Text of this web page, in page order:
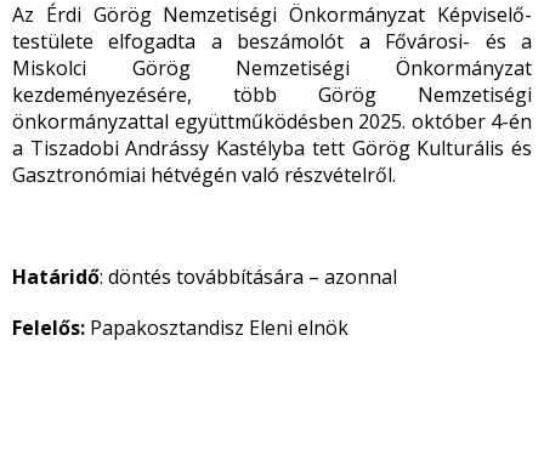
Az Érdi Görög Nemzetiségi Önkormányzat Képviselő-
testülete elfogadta a beszámolót a Fővárosi- és a
Miskolci Görög Nemzetiségi Önkormányzat
kezdeményezésére, több Görög Nemzetiségi
önkormányzattal együttműködésben 2025. október 4-én
a Tiszadobi Andrássy Kastélyba tett Görög Kulturális és
Gasztronómiai hétvégén való részvételről.
Határidő: döntés továbbítására – azonnal
Felelős: Papakosztandisz Eleni elnök